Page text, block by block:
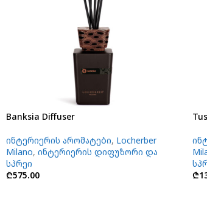
Banksia Diffuser
ინტერიერის არომატები, Locherber
Milano, ინტერიერის დიფუზორი და
სპრეი
₾575.00
₾